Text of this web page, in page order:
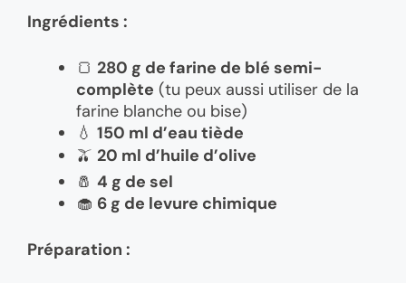
Ingrédients :
🍞 280 g de farine de blé semi-
complète (tu peux aussi utiliser de la
farine blanche ou bise)
💧 150 ml d’eau tiède
🫒 20 ml d’huile d’olive
🧂 4 g de sel
🧁 6 g de levure chimique
Préparation :